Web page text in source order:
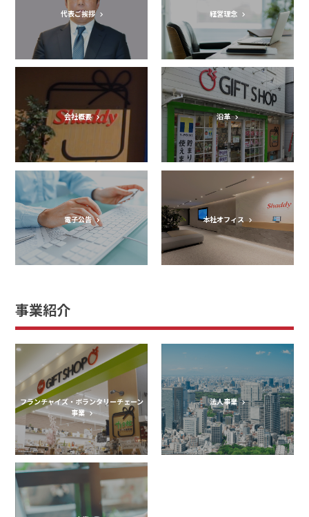
代表ご挨拶 経営理念
会社概要 沿革
電子公告 本社オフィス
事業紹介
フランチャイズ・ボランタリーチェーン
事業
法人事業